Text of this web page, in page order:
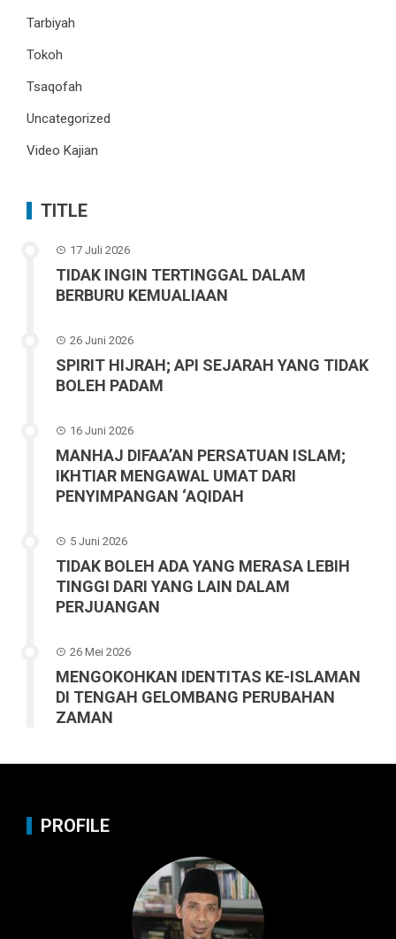
Tarbiyah
Tokoh
Tsaqofah
Uncategorized
Video Kajian
TITLE
17 Juli 2026
TIDAK INGIN TERTINGGAL DALAM
BERBURU KEMUALIAAN
26 Juni 2026
SPIRIT HIJRAH; API SEJARAH YANG TIDAK
BOLEH PADAM
16 Juni 2026
MANHAJ DIFAA’AN PERSATUAN ISLAM;
IKHTIAR MENGAWAL UMAT DARI
PENYIMPANGAN ‘AQIDAH
5 Juni 2026
TIDAK BOLEH ADA YANG MERASA LEBIH
TINGGI DARI YANG LAIN DALAM
PERJUANGAN
26 Mei 2026
MENGOKOHKAN IDENTITAS KE-ISLAMAN
DI TENGAH GELOMBANG PERUBAHAN
ZAMAN
PROFILE